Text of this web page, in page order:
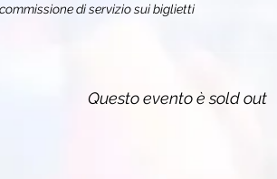
di servizio sui biglietti
Questo evento è sold out